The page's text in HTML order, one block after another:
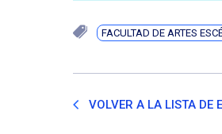
FACULTAD DE ARTES
VOLVER A LA LISTA DE